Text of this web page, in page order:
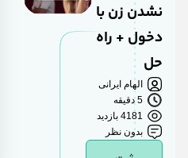
نشدن زن با
دخول + راه
الهام ایرانی
5 دقیقه
4181 بازدید
بدون نظر